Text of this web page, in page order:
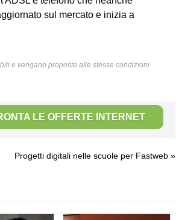
sul mercato e inizia a
e vengano proposte alle stesse condizioni
LE OFFERTE INTERNET
Progetti digitali nelle scuole per Fastweb »